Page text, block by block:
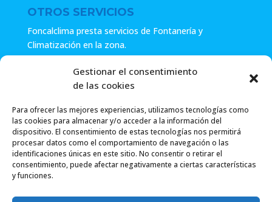
Gestionar el consentimiento
de las cookies
Para ofrecer las mejores experiencias, utilizamos tecnologías como
las cookies para almacenar y/o acceder a la información del
dispositivo. El consentimiento de estas tecnologías nos permitirá
procesar datos como el comportamiento de navegación o las
identificaciones únicas en este sitio. No consentir o retirar el
consentimiento, puede afectar negativamente a ciertas características
y funciones.
OTROS SERVICIOS
Foncalclima presta servicios de Fontanería y
Climatización en la zona.
Especialistas en sistemas de Osmosis.
Pide presupuesto sin compromiso o llámanos y haz tu